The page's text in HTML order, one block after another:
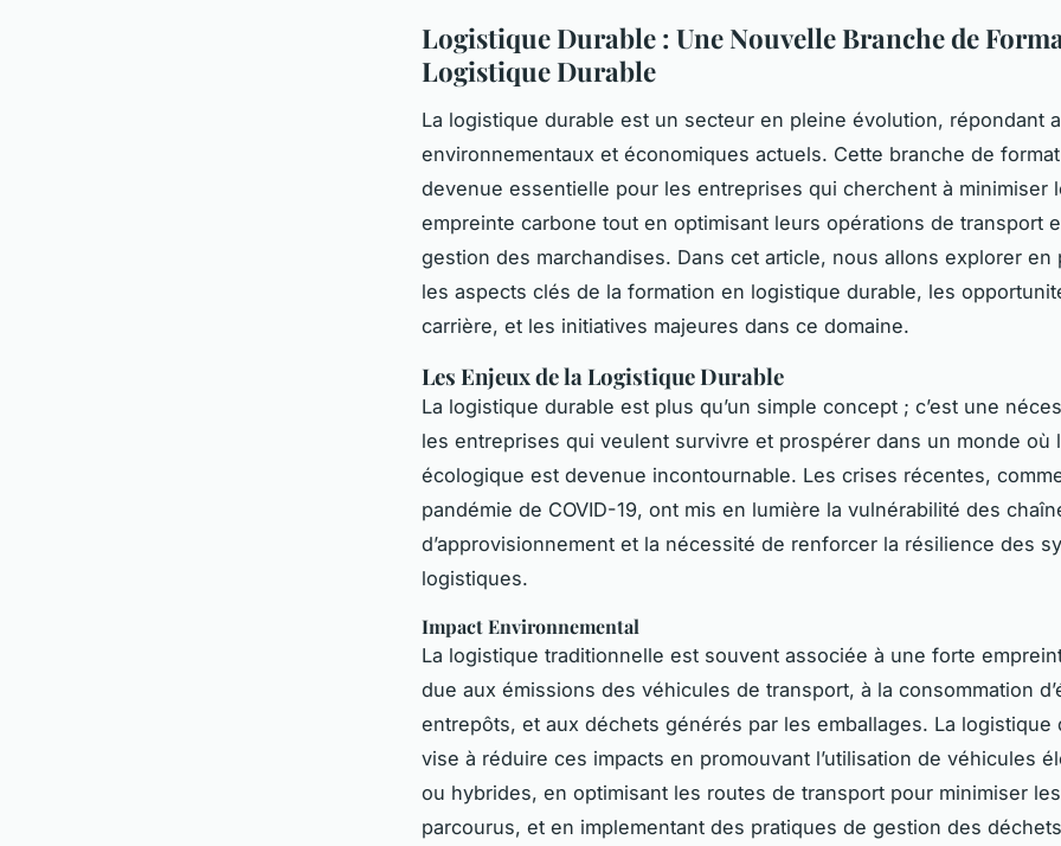
Logistique Durable : Une Nouvelle Branche de
Logistique Durable
La logistique durable est un secteur en pleine évolution, répondant
environnementaux et économiques actuels. Cette branche de
devenue essentielle pour les entreprises qui cherchent à minimiser
empreinte carbone tout en optimisant leurs opérations de transport
gestion des marchandises. Dans cet article, nous allons explorer en
les aspects clés de la formation en logistique durable, les
carrière, et les initiatives majeures dans ce domaine.
Les Enjeux de la Logistique Durable
La logistique durable est plus qu’un simple concept ; c’est une
les entreprises qui veulent survivre et prospérer dans un monde où
écologique est devenue incontournable. Les crises récentes,
pandémie de COVID-19, ont mis en lumière la vulnérabilité des
d’approvisionnement et la nécessité de renforcer la résilience des
logistiques.
Impact Environnemental
La logistique traditionnelle est souvent associée à une forte
due aux émissions des véhicules de transport, à la consommation
entrepôts, et aux déchets générés par les emballages. La logistique
vise à réduire ces impacts en promouvant l’utilisation de véhicules
ou hybrides, en optimisant les routes de transport pour minimiser
parcourus, et en implementant des pratiques de gestion des